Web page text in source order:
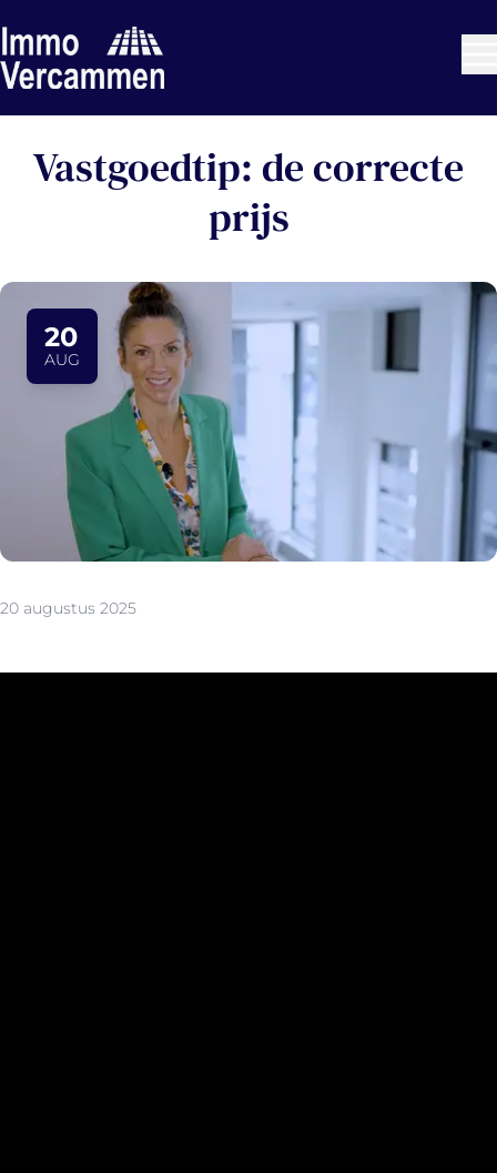
Vastgoedtip: de correcte
prijs
20
AUG
20 augustus 2025